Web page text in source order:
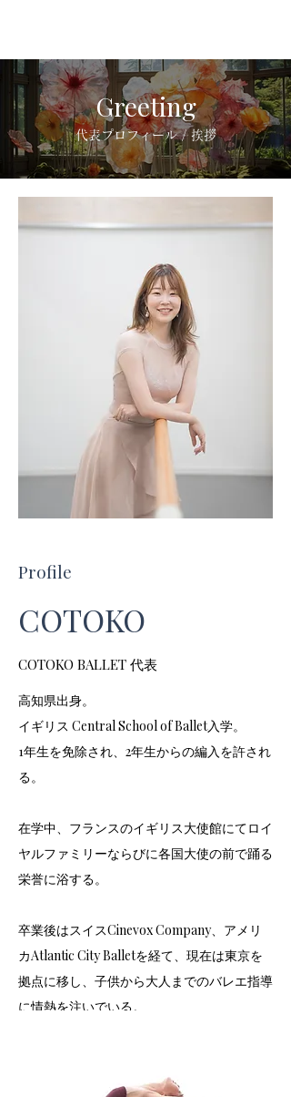
Greeting
代表プロフィール / 挨拶
Profile
COTOKO
COTOKO BALLET 代表
高知県出身。
イギリス Central School of Ballet入学。
1年生を免除され、2年生からの編入を許され
る。
在学中、フランスのイギリス大使館にてロイ
ヤルファミリーならびに各国大使の前で踊る
栄誉に浴する。
卒業後はスイスCinevox Company、アメリ
カAtlantic City Balletを経て、現在は東京を
拠点に移し、子供から大人までのバレエ指導
に情熱を注いでいる。